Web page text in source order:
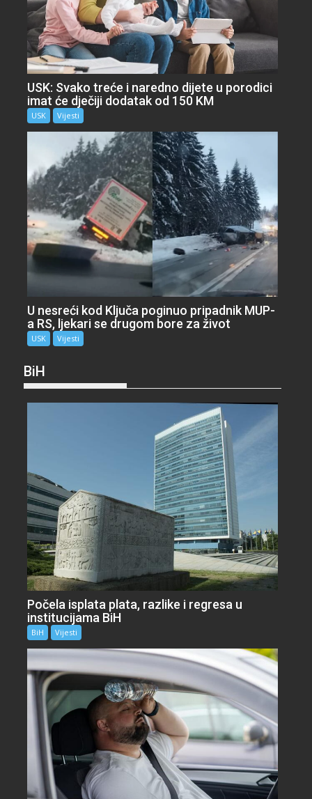
USK: Svako treće i naredno dijete u porodici
imat će dječiji dodatak od 150 KM
USK Vijesti
U nesreći kod Ključa poginuo pripadnik MUP-
a RS, ljekari se drugom bore za život
USK Vijesti
BiH
Počela isplata plata, razlike i regresa u
institucijama BiH
BiH Vijesti